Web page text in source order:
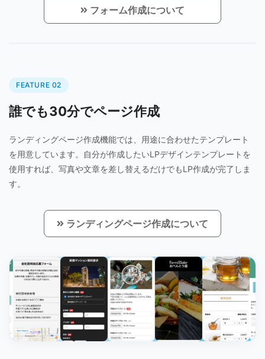
フォーム作成について
FEATURE 02
誰でも30分でページ作成
ランディングページ作成機能では、用途に合わせたテンプレート
を用意しています。自分が作成したいLPデザインテンプレートを
使用すれば、写真や文章を差し替えるだけでもLP作成が完了しま
す。
ランディングページ作成について